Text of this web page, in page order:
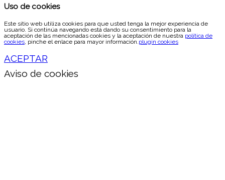
Uso de cookies
Este sitio web utiliza cookies para que usted tenga la mejor experiencia de
usuario. Si continúa navegando está dando su consentimiento para la
aceptación de las mencionadas cookies y la aceptación de nuestra política de
cookies , pinche el enlace para mayor información. plugin cookies
ACEPTAR
Aviso de cookies